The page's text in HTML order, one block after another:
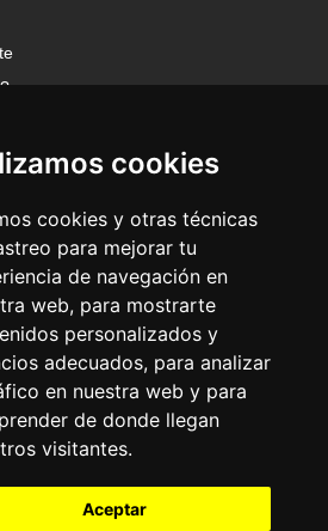
cookies
cookies y otras técnicas
para mejorar tu
de navegación en
web, para mostrarte
personalizados y
adecuados, para analizar
en nuestra web y para
de donde llegan
visitantes.
Aceptar